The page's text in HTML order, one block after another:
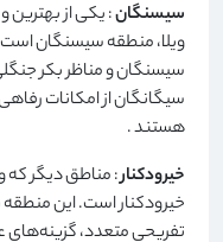
سیسنگان: یکی از
ویلا، منطقه سیسنگان
سیسنگان و مناظر بکر
سیگانگان از امکانات
هستند.
خیرودکنار: مناطق دیگر که
خیرودکنار است. این
تفریحی متعدد، گزینه‌های